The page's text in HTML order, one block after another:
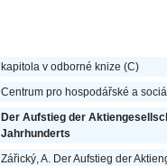
kapitola v odborné knize (C)
Centrum pro hospodářské a
Der Aufstieg der
Jahrhunderts
Zářický, A. Der Aufstieg der